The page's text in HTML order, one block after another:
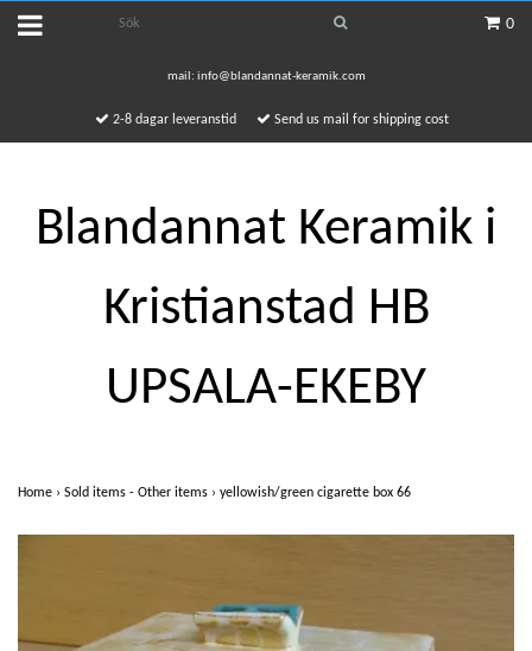
0
mail: info@blandannat-keramik.com
2-8 dagar leveranstid Send us mail for shipping cost
Blandannat Keramik i
Kristianstad HB
UPSALA-EKEBY
Home › Sold items - Other items › yellowish/green cigarette box 66